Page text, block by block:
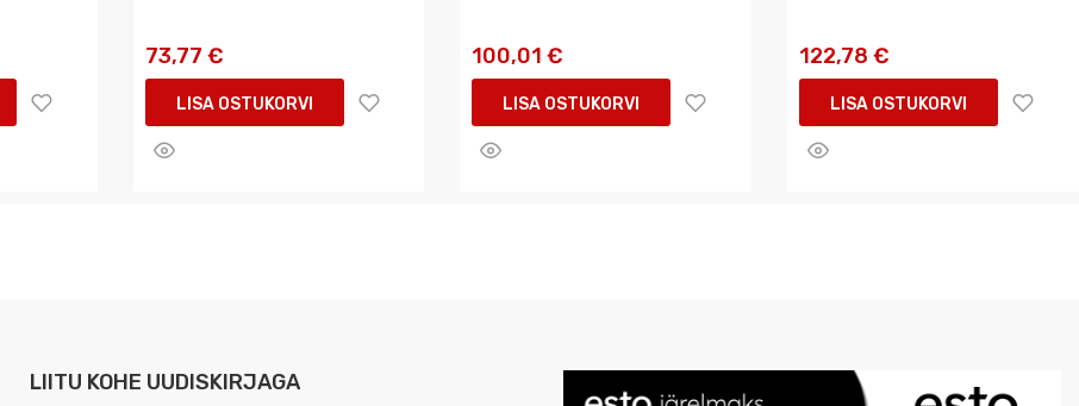
73,77 €
LISA OSTUKORVI
100,01 €
LISA OSTUKORVI
122,78 €
LISA OSTUKORVI
LIITU KOHE UUDISKIRJAGA